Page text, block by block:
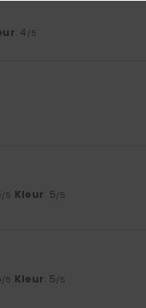
: 4 /5
/5 Kleur: 5/5
/5 Kleur: 5/5